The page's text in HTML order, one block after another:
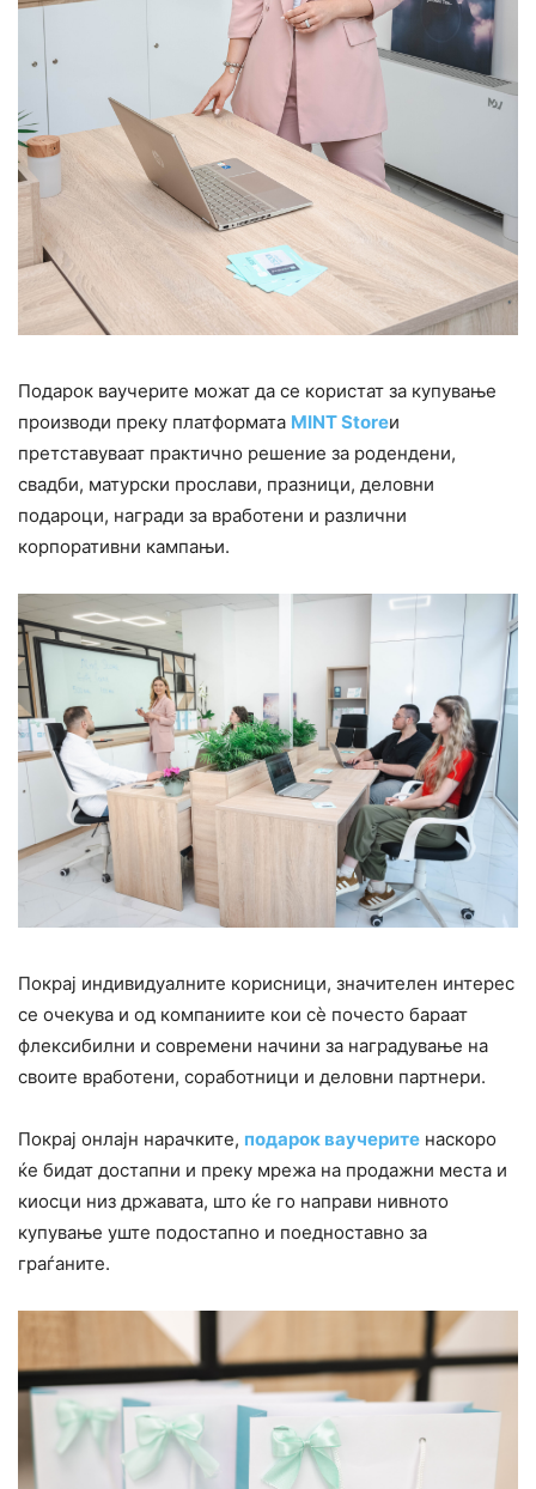
Подарок ваучерите можат да се користат за купување
производи преку платформата MINT Storeи
претставуваат практично решение за родендени,
свадби, матурски прослави, празници, деловни
подароци, награди за вработени и различни
корпоративни кампањи.
Покрај индивидуалните корисници, значителен интерес
се очекува и од компаниите кои сè почесто бараат
флексибилни и современи начини за наградување на
своите вработени, соработници и деловни партнери.
Покрај онлајн нарачките, подарок ваучерите наскоро
ќе бидат достапни и преку мрежа на продажни места и
киосци низ државата, што ќе го направи нивното
купување уште подостапно и поедноставно за
граѓаните.